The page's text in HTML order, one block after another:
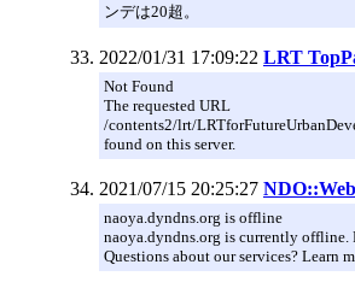
ンデは20超。
2022/01/31 17:09:22 LRT
Not Found
The requested URL
/contents2/lrt/
found on this server.
2021/07/15 20:25:27
naoya.dyndns.org is offline
naoya.dyndns.org is currently offline.
Questions about our services? Learn